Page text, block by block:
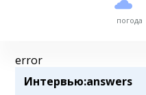
погода
USD
EUR
error
Интервью:answers